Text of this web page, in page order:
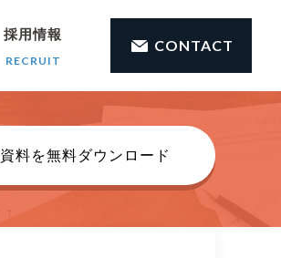
採用情報
RECRUIT
CONTACT
資料を無料ダウンロード